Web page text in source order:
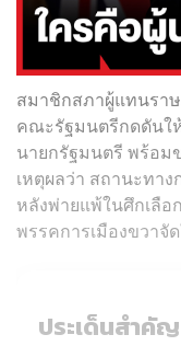
สมาชิกสภาผู้แทนรา
คณะรัฐมนตรีกดดันใ
นายกรัฐมนตรี พร้อม
เหตุผลว่า สถานะทา
หลังพ่ายแพ้ในศึกเลือ
พรรคการเมืองขวาจั
ประเด็นสำคัญ